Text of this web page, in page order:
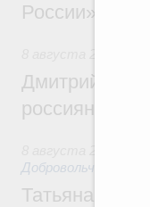
России»
Дмитрий
россиян с
Добровольчество
Татьяна